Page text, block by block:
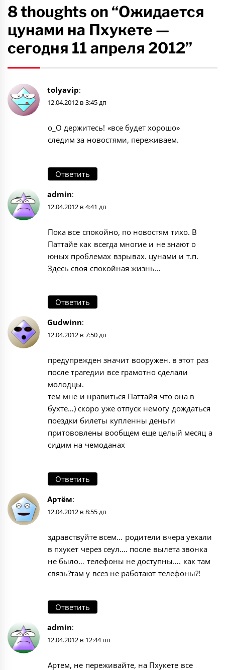
8 thoughts on “Ожидается
цунами на Пхукете —
cегодня 11 апреля 2012”
tolyavip:
12.04.2012 в 3:45 дп
о_О держитесь! «все будет хорошо»
следим за новостями, переживаем.
Ответить
admin:
12.04.2012 в 4:41 дп
Пока все спокойно, по новостям тихо. В
Паттайе как всегда многие и не знают о
юных проблемах взрывах. цунами и т.п.
Здесь своя спокойная жизнь…
Ответить
Gudwinn:
12.04.2012 в 7:50 дп
предупрежден значит вооружен. в этот раз
после трагедии все грамотно сделали
молодцы.
тем мне и нравиться Паттайя что она в
бухте…) скоро уже отпуск немогу дождаться
поездки билеты купленны деньги
притововлены вообщем еще целый месяц а
сидим на чемоданах
Ответить
Артём:
12.04.2012 в 8:55 дп
здравствуйте всем… родители вчера уехали
в пхукет через сеул…. после вылета звонка
не было… телефоны не доступны…. как там
связь?там у всез не работают телефоны?!
Ответить
admin:
12.04.2012 в 12:44 пп
Артем, не переживайте, на Пхукете все